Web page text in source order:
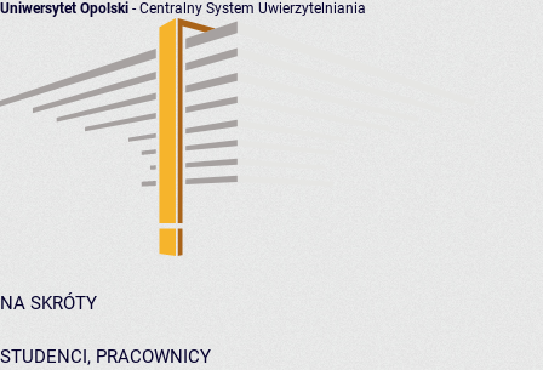
Uniwersytet Opolski - Centralny System Uwierzytelniania
NA SKRÓTY
STUDENCI, PRACOWNICY